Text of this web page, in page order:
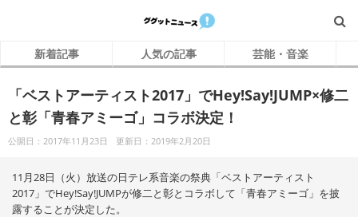
新着記事 人気の記事 芸能・音楽
「ベストアーティスト2017」でHey!Say!JUMP×修二
と彰「青春アミーゴ」コラボ決定！
公開日：2017年11月23日 更新日：2019年2月20日
11月28日（火）放送の日テレ系音楽の祭典「ベストアーティスト
2017」でHey!Say!JUMPが修二と彰とコラボして「青春アミーゴ」を披
露することが決定した。